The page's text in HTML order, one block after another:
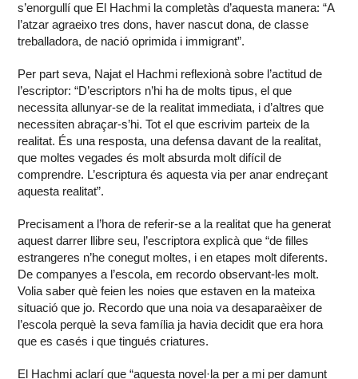
s’enorgullí que El Hachmi la completàs d’aquesta manera: “A
l’atzar agraeixo tres dons, haver nascut dona, de classe
treballadora, de nació oprimida i immigrant”.
Per part seva, Najat el Hachmi reflexionà sobre l’actitud de
l’escriptor: “D’escriptors n’hi ha de molts tipus, el que
necessita allunyar-se de la realitat immediata, i d’altres que
necessiten abraçar-s’hi. Tot el que escrivim parteix de la
realitat. És una resposta, una defensa davant de la realitat,
que moltes vegades és molt absurda molt difícil de
comprendre. L’escriptura és aquesta via per anar endreçant
aquesta realitat”.
Precisament a l’hora de referir-se a la realitat que ha generat
aquest darrer llibre seu, l’escriptora explicà que “de filles
estrangeres n’he conegut moltes, i en etapes molt diferents.
De companyes a l’escola, em recordo observant-les molt.
Volia saber què feien les noies que estaven en la mateixa
situació que jo. Recordo que una noia va desaparaèixer de
l’escola perquè la seva família ja havia decidit que era hora
que es casés i que tingués criatures.
El Hachmi aclarí que “aquesta novel·la per a mi per damunt